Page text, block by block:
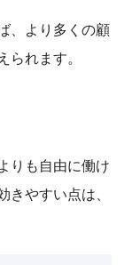
、より多くの顧
れます。
りも自由に働け
やすい点は、